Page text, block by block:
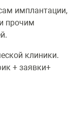
имплантации,
прочим
клиники.
+ заявки+